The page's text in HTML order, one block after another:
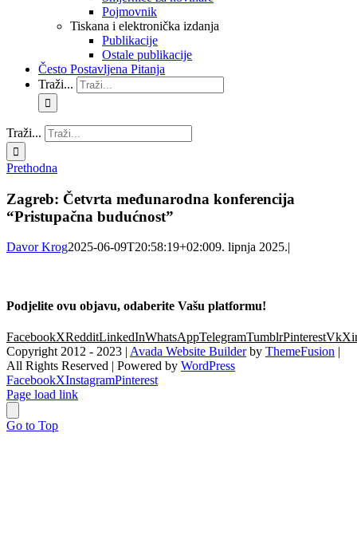
Pojmovnik
Tiskana i elektronička izdanja
Publikacije
Ostale publikacije
Često Postavljena Pitanja
Traži...
Traži...
Prethodna
Zagreb: Četvrta međunarodna konferencija
“Pristupačna budućnost”
Davor Krog2025-06-09T20:58:19+02:009. lipnja 2025.|
Podjelite ovu objavu, odaberite Vašu platformu!
FacebookXRedditLinkedInWhatsAppTelegramTumblrPinterestVk
Copyright 2012 - 2023 | Avada Website Builderby ThemeFusion |
All Rights Reserved | Powered by WordPress
FacebookXInstagramPinterest
Page load link
Go to Top